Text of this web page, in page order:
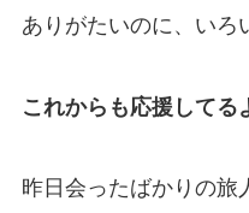
ありがたいのに、いろ
これからも応援してる
昨日会ったばかりの旅